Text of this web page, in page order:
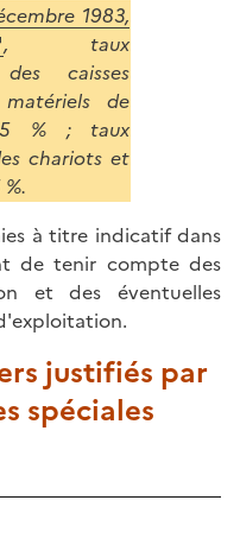
1983,
, taux
caisses
de
% ; taux
chariots et
à titre indicatif dans
de tenir compte des
et des éventuelles
justifiés par
spéciales